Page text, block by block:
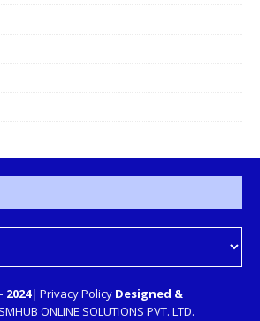
2024| Privacy Policy Designed &
ONLINE SOLUTIONS PVT. LTD.